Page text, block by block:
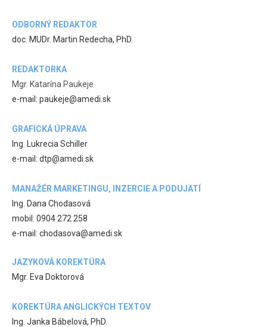
ODBORNÝ REDAKTOR
doc. MUDr. Martin Redecha, PhD.
REDAKTORKA
Mgr. Katarína Paukeje
e-mail: paukeje@amedi.sk
GRAFICKÁ ÚPRAVA
Ing. Lukrecia Schiller
e-mail: dtp@amedi.sk
MANAŽÉR MARKETINGU, INZERCIE A PODUJATÍ
Ing. Dana Chodasová
mobil: 0904 272 258
e-mail: chodasova@amedi.sk
JAZYKOVÁ KOREKTÚRA
Mgr. Eva Doktorová
KOREKTÚRA ANGLICKÝCH TEXTOV
Ing. Janka Bábelová, PhD.